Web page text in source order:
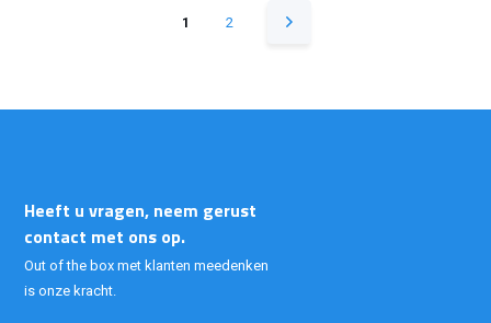
1 2
Heeft u vragen, neem gerust
contact met ons op.
Out of the box met klanten meedenken
is onze kracht.